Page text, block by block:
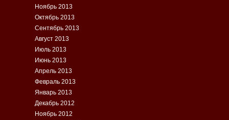
Ноябрь 2013
Октябрь 2013
Сентябрь 2013
Август 2013
Июль 2013
Июнь 2013
Апрель 2013
Февраль 2013
Январь 2013
Декабрь 2012
Ноябрь 2012